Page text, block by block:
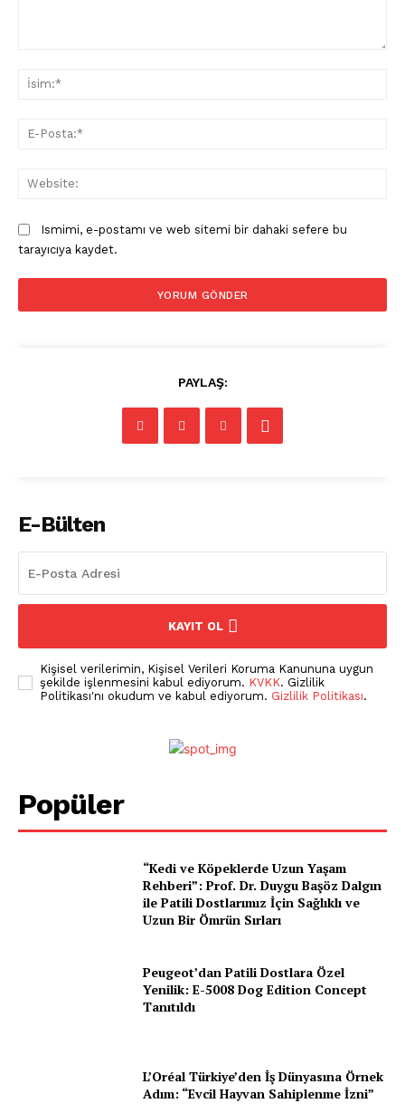
Ismimi, e-postamı ve web sitemi bir dahaki sefere bu
tarayıcıya kaydet.
PAYLAŞ:
E-Bülten
KAYIT OL
Kişisel verilerimin, Kişisel Verileri Koruma Kanununa uygun
şekilde işlenmesini kabul ediyorum. KVKK. Gizlilik
Politikası'nı okudum ve kabul ediyorum. Gizlilik Politikası.
Popüler
“Kedi ve Köpeklerde Uzun Yaşam
Rehberi”: Prof. Dr. Duygu Başöz Dalgın
ile Patili Dostlarımız İçin Sağlıklı ve
Uzun Bir Ömrün Sırları
Peugeot’dan Patili Dostlara Özel
Yenilik: E-5008 Dog Edition Concept
Tanıtıldı
L’Oréal Türkiye’den İş Dünyasına Örnek
Adım: “Evcil Hayvan Sahiplenme İzni”